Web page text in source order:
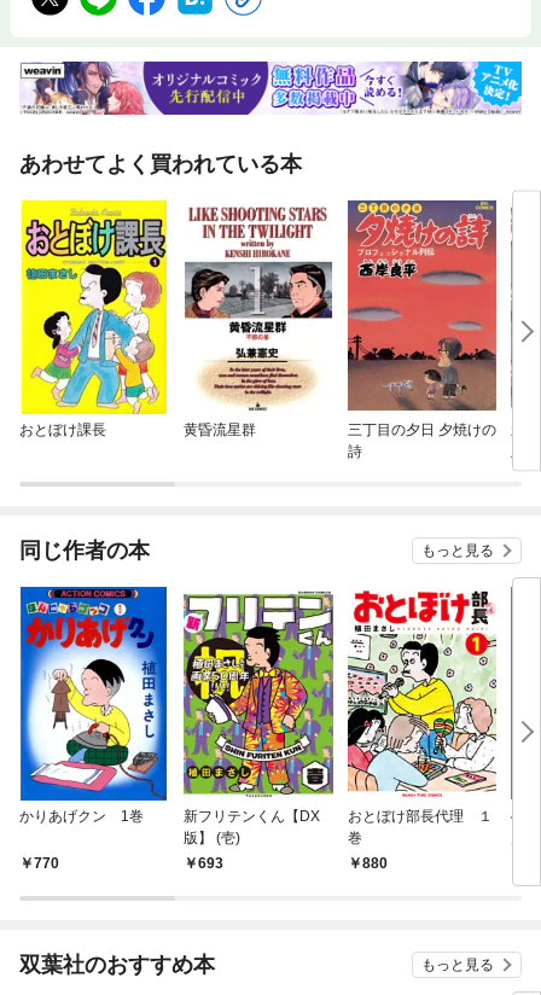
あわせてよく買われている本
おとぼけ課長 黄昏流星群
三丁目の夕日 夕焼けの
詩
新
同じ作者の本 もっと見る
かりあげクン 1巻
770
新フリテンくん【DX
版】 (壱)
693
おとぼけ部長代理 １
巻
880
40
双葉社のおすすめ本 もっと見る